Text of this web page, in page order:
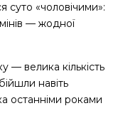
суто «чоловічими»:
— жодної
— велика кількість
навіть
останніми роками